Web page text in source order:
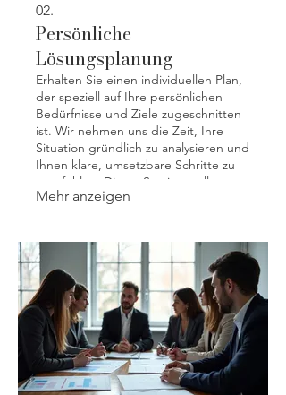
02.
Persönliche
Lösungsplanung
Erhalten Sie einen individuellen Plan,
der speziell auf Ihre persönlichen
Bedürfnisse und Ziele zugeschnitten
ist. Wir nehmen uns die Zeit, Ihre
Situation gründlich zu analysieren und
Ihnen klare, umsetzbare Schritte zu
empfehlen. Dieser Service stellt
sicher, dass Sie den richtigen Weg
erreichen.
Mehr anzeigen